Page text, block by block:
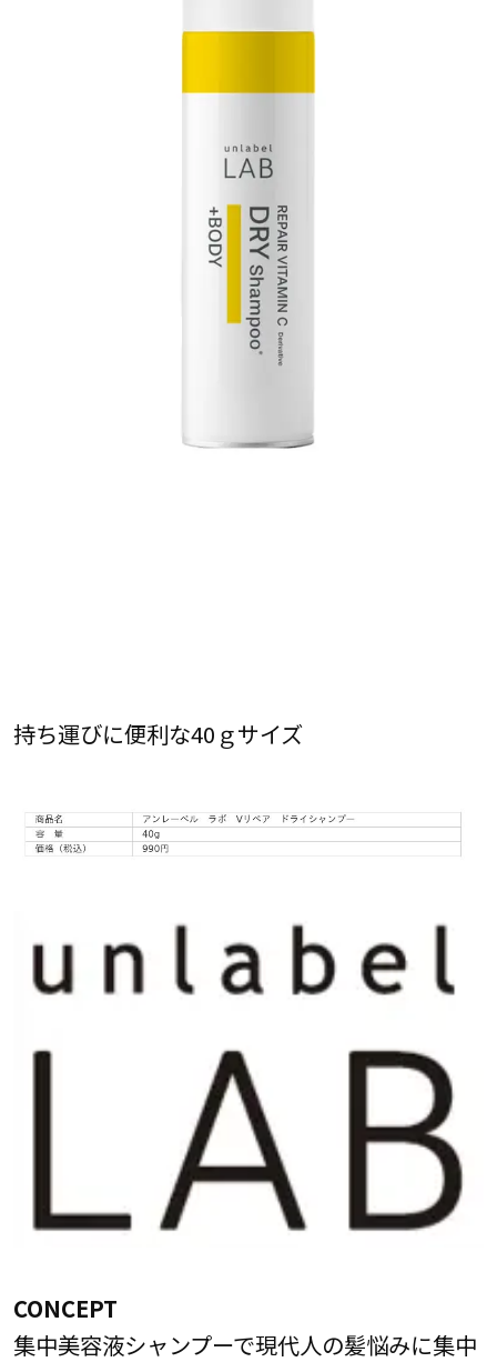
持ち運びに便利な40ｇサイズ
CONCEPT
集中美容液シャンプーで現代人の髪悩みに集中